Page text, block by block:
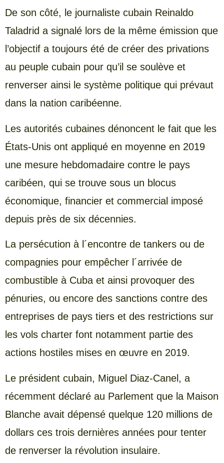
De son côté, le journaliste cubain Reinaldo
Taladrid a signalé lors de la même émission que
l’objectif a toujours été de créer des privations
au peuple cubain pour qu’il se soulève et
renverser ainsi le système politique qui prévaut
dans la nation caribéenne.
Les autorités cubaines dénoncent le fait que les
États-Unis ont appliqué en moyenne en 2019
une mesure hebdomadaire contre le pays
caribéen, qui se trouve sous un blocus
économique, financier et commercial imposé
depuis près de six décennies.
La persécution à l´encontre de tankers ou de
compagnies pour empêcher l´arrivée de
combustible à Cuba et ainsi provoquer des
pénuries, ou encore des sanctions contre des
entreprises de pays tiers et des restrictions sur
les vols charter font notamment partie des
actions hostiles mises en œuvre en 2019.
Le président cubain, Miguel Diaz-Canel, a
récemment déclaré au Parlement que la Maison
Blanche avait dépensé quelque 120 millions de
dollars ces trois dernières années pour tenter
de renverser la révolution insulaire.